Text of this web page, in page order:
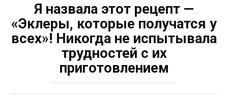
Я назвала этот рецепт —
«Эклеры, которые получатся у
всех»! Никогда не испытывала
трудностей с их
приготовлением